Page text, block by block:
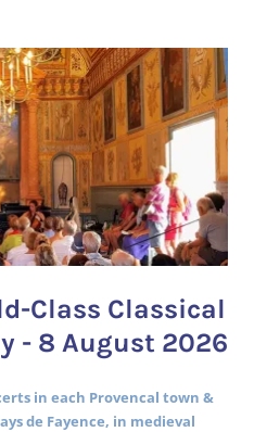
Class Classical
- 8 August 2026
in each Provencal town &
de Fayence, in medieval